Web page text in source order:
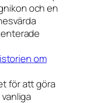
och en
om
för att göra